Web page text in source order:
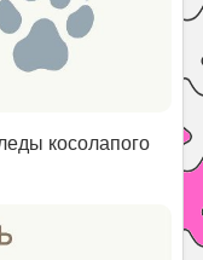
косолапого